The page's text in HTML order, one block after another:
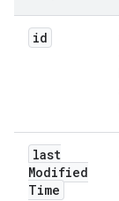
id
last
Modified
Time